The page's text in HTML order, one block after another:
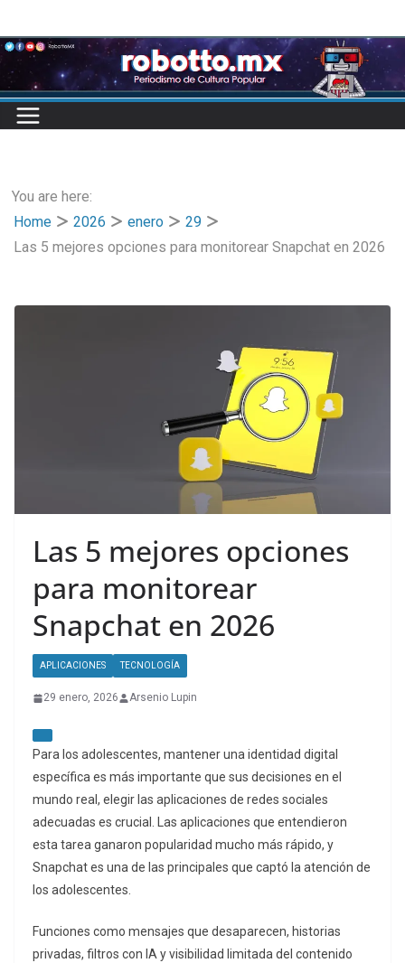
to
content
You are here:
Home
2026 enero
29
Las 5 mejores opciones para monitorear Snapchat en 2026
Las 5 mejores opciones
para monitorear
Snapchat en 2026
APLICACIONES TECNOLOGÍA
29 enero, 2026 Arsenio Lupin
Para los adolescentes, mantener una identidad digital
específica es más importante que sus decisiones en el
mundo real, elegir las aplicaciones de redes sociales
adecuadas es crucial. Las aplicaciones que entendieron
esta tarea ganaron popularidad mucho más rápido, y
Snapchat es una de las principales que captó la atención de
los adolescentes.
Funciones como mensajes que desaparecen, historias
privadas, filtros con IA y visibilidad limitada del contenido